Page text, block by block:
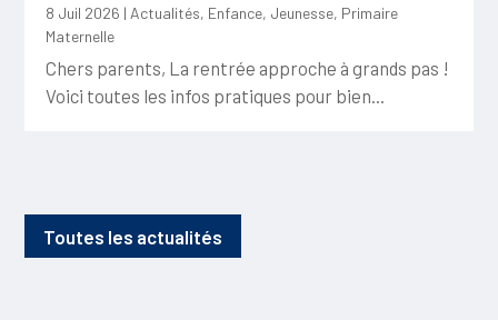
8 Juil 2026 |Actualités, Enfance, Jeunesse, Primaire
Maternelle
Chers parents, La rentrée approche à grands pas !
Voici toutes les infos pratiques pour bien...
Toutes les actualités